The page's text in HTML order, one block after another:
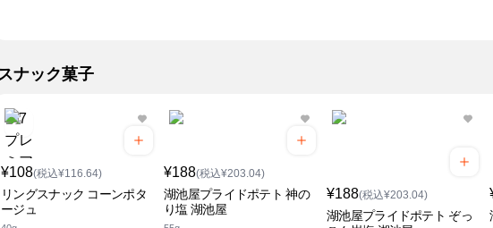
スナック菓子
¥108(税込¥116.64)
リングスナック コーンポタ
ージュ
¥188(税込¥203.04)
湖池屋プライドポテト 神の
り塩 湖池屋
¥188(税込¥203.04)
湖池屋プライドポテト ぞっ